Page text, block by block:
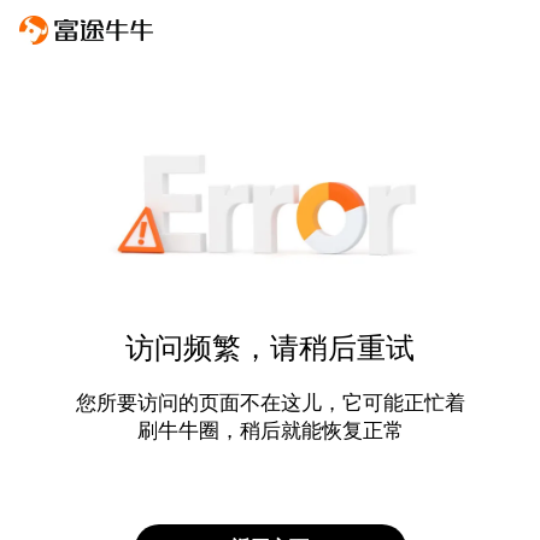
访问频繁，请稍后重试
您所要访问的页面不在这儿，它可能正忙着
刷牛牛圈，稍后就能恢复正常